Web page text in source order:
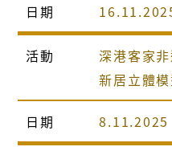
日期
活動
深港客家
新居立體
日期 8.11.2025